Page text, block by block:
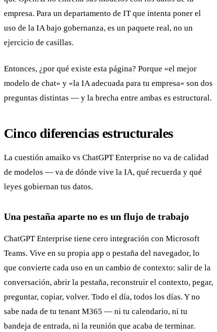
empresa. Para un departamento de IT que intenta poner el
uso de la IA bajo gobernanza, es un paquete real, no un
ejercicio de casillas.
Entonces, ¿por qué existe esta página? Porque «el mejor
modelo de chat» y «la IA adecuada para tu empresa» son dos
preguntas distintas — y la brecha entre ambas es estructural.
Cinco diferencias estructurales
La cuestión amaiko vs ChatGPT Enterprise no va de calidad
de modelos — va de dónde vive la IA, qué recuerda y qué
leyes gobiernan tus datos.
Una pestaña aparte no es un flujo de trabajo
ChatGPT Enterprise tiene cero integración con Microsoft
Teams. Vive en su propia app o pestaña del navegador, lo
que convierte cada uso en un cambio de contexto: salir de la
conversación, abrir la pestaña, reconstruir el contexto, pegar,
preguntar, copiar, volver. Todo el día, todos los días. Y no
sabe nada de tu tenant M365 — ni tu calendario, ni tu
bandeja de entrada, ni la reunión que acaba de terminar.